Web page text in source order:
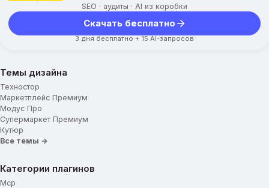
SEO · аудиты · AI из коробки
Скачать бесплатно
3 дня бесплатно + 15 AI-запросов
Темы дизайна
Техностор
Маркетплейс Премиум
Модус Про
Супермаркет Премиум
Кутюр
Все темы →
Категории плагинов
Mcp